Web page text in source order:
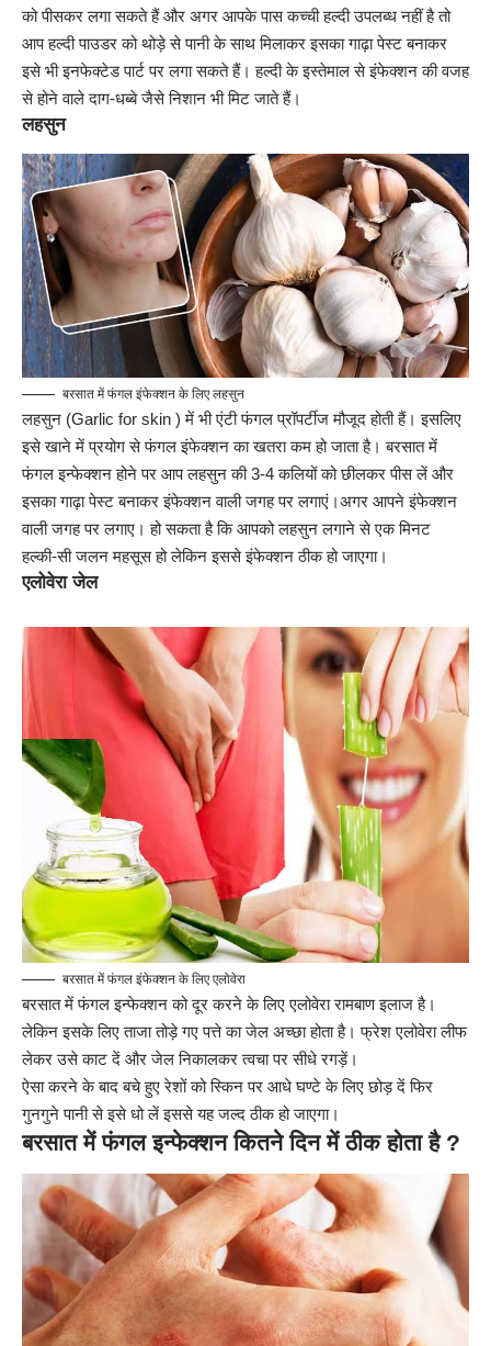
को पीसकर लगा सकते हैं और अगर आपके पास कच्ची हल्दी उपलब्ध नहीं है तो
आप हल्दी पाउडर को थोड़े से पानी के साथ मिलाकर इसका गाढ़ा पेस्ट बनाकर
इसे भी इनफेक्टेड पार्ट पर लगा सकते हैं। हल्दी के इस्तेमाल से इंफेक्शन की वजह
से होने वाले दाग-धब्बे जैसे निशान भी मिट जाते हैं।
लहसुन
बरसात में फंगल इंफेक्शन के लिए लहसुन
लहसुन (Garlic for skin ) में भी एंटी फंगल प्रॉपर्टीज मौजूद होती हैं। इसलिए
इसे खाने में प्रयोग से फंगल इंफेक्शन का खतरा कम हो जाता है। बरसात में
फंगल इन्फेक्शन होने पर आप लहसुन की 3-4 कलियों को छीलकर पीस लें और
इसका गाढ़ा पेस्ट बनाकर इंफेक्शन वाली जगह पर लगाएं।अगर आपने इंफेक्शन
वाली जगह पर लगाए। हो सकता है कि आपको लहसुन लगाने से एक मिनट
हल्की-सी जलन महसूस हो लेकिन इससे इंफेक्शन ठीक हो जाएगा।
एलोवेरा जेल
बरसात में फंगल इंफेक्शन के लिए एलोवेरा
बरसात में फंगल इन्फेक्शन को दूर करने के लिए एलोवेरा रामबाण इलाज है।
लेकिन इसके लिए ताजा तोड़े गए पत्ते का जेल अच्छा होता है। फ्रेश एलोवेरा लीफ
लेकर उसे काट दें और जेल निकालकर त्वचा पर सीधे रगड़ें।
ऐसा करने के बाद बचे हुए रेशों को स्किन पर आधे घण्टे के लिए छोड़ दें फिर
गुनगुने पानी से इसे धो लें इससे यह जल्द ठीक हो जाएगा।
बरसात में फंगल इन्फेक्शन कितने दिन में ठीक होता है ?